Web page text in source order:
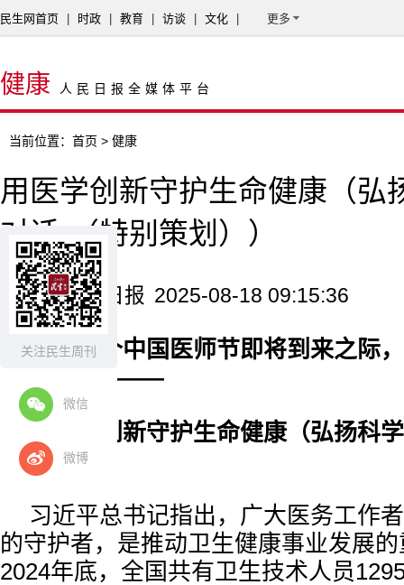
关注民生周刊
微信
微博
民生网首页 时政 教育 访谈 文化 更多
健康 人民日报全媒体平台
当前位置： 首页 > 健康
用医学创新守护生命健康（弘
对话·（特别策划））
来源：人民日报 2025-08-18 09:15:36
在第八个中国医师节即将到来之际
医务工作者——
用医学创新守护生命健康（弘扬科
别策划））
习近平总书记指出，广大医务工作
的守护者，是推动卫生健康事业发展
2024年底，全国共有卫生技术人员